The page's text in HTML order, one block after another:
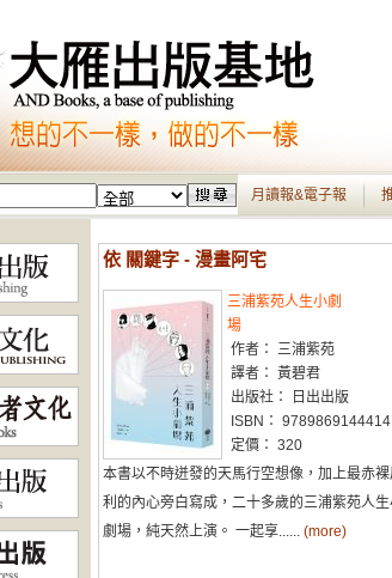
月讀報&電子報
依 關鍵字 - 漫畫阿宅
三浦紫苑人生小劇
場
作者： 三浦紫苑
譯者： 黃碧君
出版社： 日出出版
ISBN： 9789869144414
定價： 320
本書以不時迸發的天馬行空想像，加上最赤
利的內心旁白寫成，二十多歲的三浦紫苑人
劇場，純天然上演。 一起享...... (more)